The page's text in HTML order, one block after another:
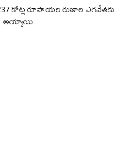
కోట్ల రూపాయల రుణాల ఎగవేతకు
అయ్యాయి.